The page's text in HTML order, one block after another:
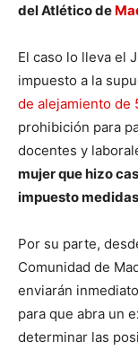
del Atlético de
El caso lo lleva el
impuesto a la
de alejamiento de
prohibición para
docentes y
mujer que hizo
impuesto
Por su parte,
Comunidad de
enviarán
para que abra un
determinar las